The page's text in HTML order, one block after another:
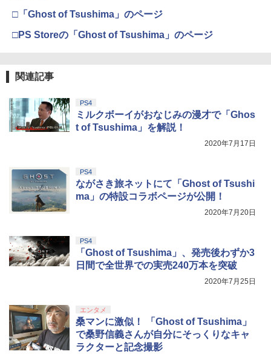
□「Ghost of Tsushima」のページ
□PS Storeの「Ghost of Tsushima」のページ
関連記事
PS4
ミルクボーイがおなじみの漫才で「Ghos
t of Tsushima」を解説！
2020年7月17日
PS4
ながさき旅ネットにて「Ghost of Tsushi
ma」の特設コラボページが公開！
2020年7月20日
PS4
「Ghost of Tsushima」、発売後わずか3
日間で全世界での実売240万本を突破
2020年7月25日
エンタメ
桑マンに激似！ 「Ghost of Tsushima」
で桑野信義さんが自分にそっくりなキャ
ラクターと記念撮影